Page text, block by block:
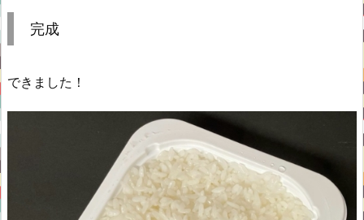
完成
できました！